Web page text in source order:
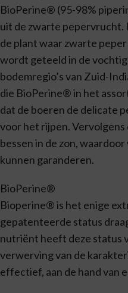
BioPerine® (95-98%
uit de zwarte pepervrucht.
de plant waar zwarte
wordt geteeld in de
bodemregio’s van Zuid-
die BioPerine® in het
dat de boeren de delicate
voor het rijpen.
bessen in de zon,
kunnen garanderen.
BioPerine®
Bioperine® is het enige
gepatenteerde status
nutriënt heeft deze status
verwerving van de
effectief, aan de hand van